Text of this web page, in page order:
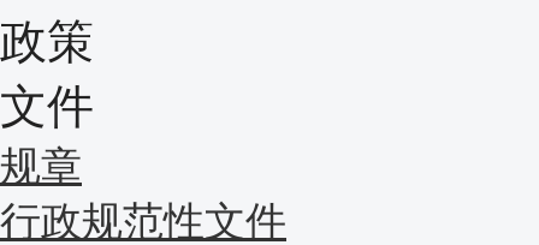
政策
文件
规章
行政规范性文件